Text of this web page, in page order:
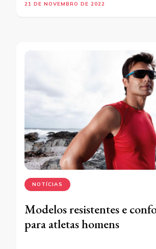
21 DE NOVEMBRO DE 2022
NOTÍCIAS
Modelos resistentes e
para atletas homens